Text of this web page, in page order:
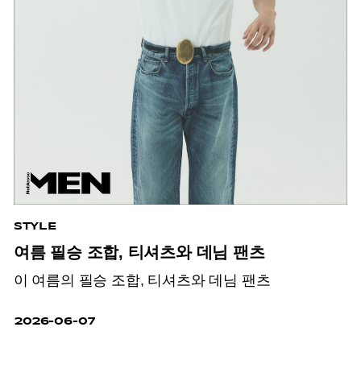
STYLE
여름 필승 조합, 티셔츠와 데님 팬츠
이 여름의 필승 조합, 티셔츠와 데님 팬츠
2026-06-07